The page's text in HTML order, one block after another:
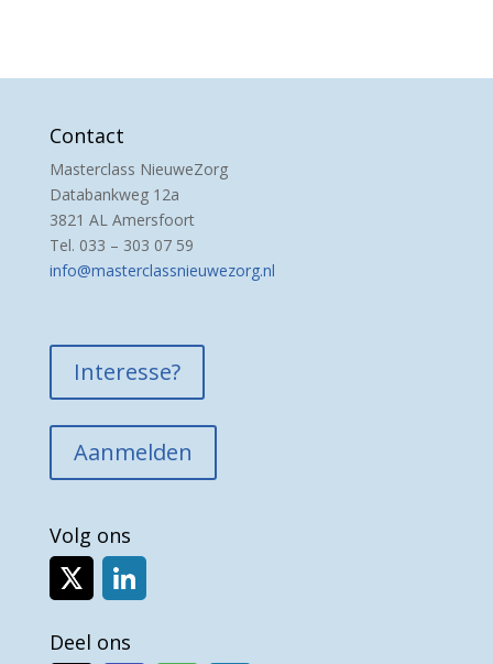
Contact
Masterclass NieuweZorg
Databankweg 12a
3821 AL Amersfoort
Tel. 033 – 303 07 59
info@masterclassnieuwezorg.nl
Interesse?
Aanmelden
Volg ons
Deel ons